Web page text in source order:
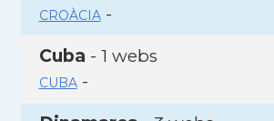
CROÀCIA-
Cuba - 1 webs
CUBA-